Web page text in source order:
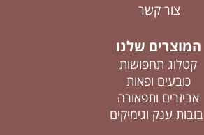
צור קשר
המוצרים שלנו
קטלוג תחפושות
כובעים ופאות
אביזרים ותפאורה
בובות ענק וגימיקים